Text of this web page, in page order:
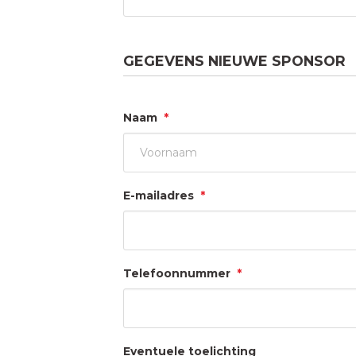
GEGEVENS NIEUWE SPONSOR
Naam *
E-mailadres *
Telefoonnummer *
Eventuele toelichting